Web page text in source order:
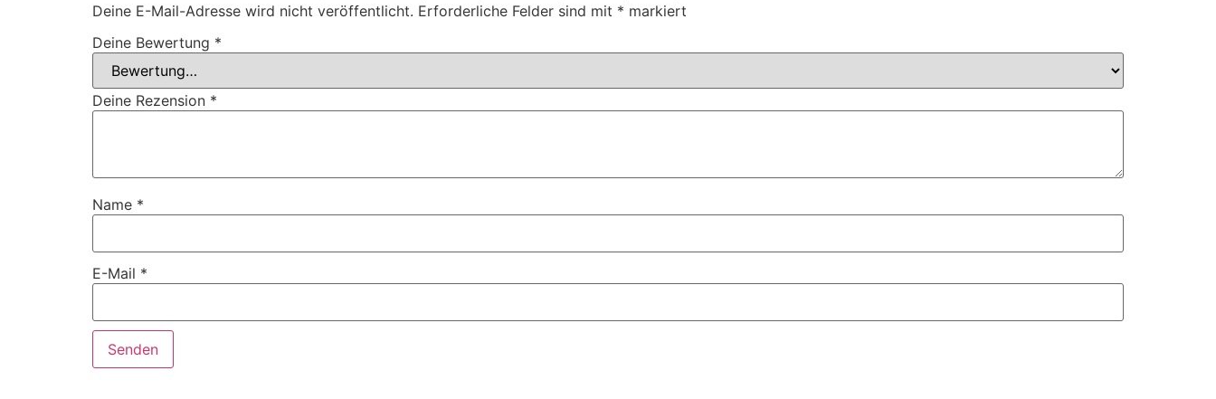
Deine E-Mail-Adresse wird nicht veröffentlicht. Erforderliche Felder sind mit * markiert
Deine Bewertung *
Deine Rezension *
Name *
E-Mail *